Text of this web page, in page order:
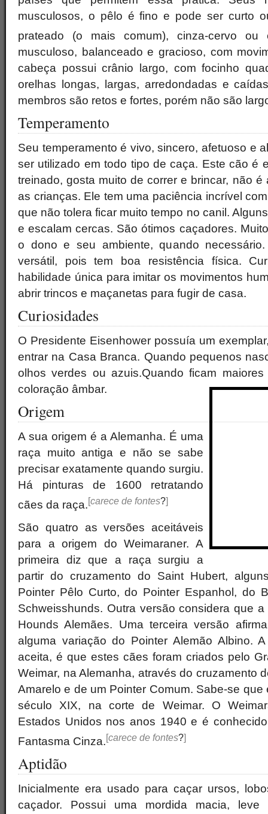
musculosos, o pêlo é fino e pode ser curto
prateado (o mais comum), cinza-cervo ou
musculoso, balanceado e gracioso, com
cabeça possui crânio largo, com focinho
orelhas longas, largas, arredondadas e
membros são retos e fortes, porém não são
Temperamento
Seu temperamento é vivo, sincero, afetuoso e
ser utilizado em todo tipo de caça. Este cão é
treinado, gosta muito de correr e brincar, não
as crianças. Ele tem uma paciência incrível
que não tolera ficar muito tempo no canil.
e escalam cercas. São ótimos caçadores.
o dono e seu ambiente, quando
versátil, pois tem boa resistência física.
habilidade única para imitar os movimentos
abrir trincos e maçanetas para fugir de casa.
Curiosidades
O Presidente Eisenhower possuía um
entrar na Casa Branca. Quando pequenos
olhos verdes ou azuis.Quando ficam
coloração âmbar.
Origem
A sua origem é a Alemanha. É uma
raça muito antiga e não se sabe
precisar exatamente quando surgiu.
Há pinturas de 1600 retratando
cães da raça.[carece de fontes?]
São quatro as versões aceitáveis
para a origem do Weimaraner. A
primeira diz que a raça surgiu a
partir do cruzamento do Saint Hubert,
Pointer Pêlo Curto, do Pointer Espanhol, do
Schweisshunds. Outra versão considera que
Hounds Alemães. Uma terceira versão
alguma variação do Pointer Alemão Albino.
aceita, é que estes cães foram criados pelo
Weimar, na Alemanha, através do cruzamento
Amarelo e de um Pointer Comum. Sabe-se
século XIX, na corte de Weimar. O
Estados Unidos nos anos 1940 e é
Fantasma Cinza.[carece de fontes?]
Aptidão
Inicialmente era usado para caçar ursos,
caçador. Possui uma mordida macia,